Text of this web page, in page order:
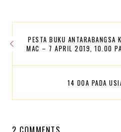
PESTA BUKU
MAC – 7 APRIL 2019, 10.00
14 DOA PADA